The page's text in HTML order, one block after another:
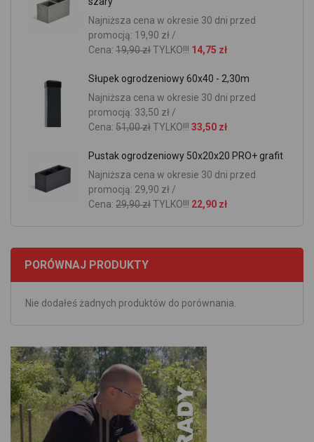
Najniższa cena w okresie 30 dni przed
promocją: 19,90 zł /
Cena: 19,90 złTYLKO!!! 14,75 zł
Słupek ogrodzeniowy 60x40 - 2,30m
Najniższa cena w okresie 30 dni przed
promocją: 33,50 zł /
Cena: 51,00 złTYLKO!!! 33,50 zł
Pustak ogrodzeniowy 50x20x20 PRO+ grafit
Najniższa cena w okresie 30 dni przed
promocją: 29,90 zł /
Cena: 29,90 złTYLKO!!! 22,90 zł
PORÓWNAJ PRODUKTY
Nie dodałeś żadnych produktów do porównania.